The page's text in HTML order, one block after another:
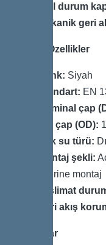
Acil durum
Mekanik geri
Genel Özellikler
Renk: Siyah
Standart: EN
Nominal çap
Dış çap (OD):
Atık su türü:
Montaj şekli:
üzerine montaj
Teslimat
Geri akış
Boyutlar